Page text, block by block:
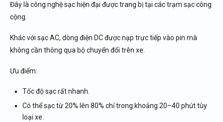
Đây là công nghệ sạc hiện đại được trang bị tại các trạm sạc công
cộng.
Khác với sạc AC, dòng điện DC được nạp trực tiếp vào pin mà
không cần thông qua bộ chuyển đổi trên xe.
Ưu điểm:
Tốc độ sạc rất nhanh.
Có thể sạc từ 20% lên 80% chỉ trong khoảng 20–40 phút tùy
loại xe.